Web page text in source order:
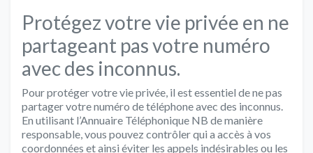
Protégez votre vie privée en ne
partageant pas votre numéro
avec des inconnus.
Pour protéger votre vie privée, il est essentiel de ne pas
partager votre numéro de téléphone avec des inconnus.
En utilisant l’Annuaire Téléphonique NB de manière
responsable, vous pouvez contrôler qui a accès à vos
coordonnées et ainsi éviter les appels indésirables ou les